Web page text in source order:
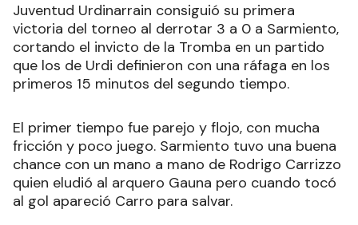
Juventud Urdinarrain consiguió su primera
victoria del torneo al derrotar 3 a 0 a Sarmiento,
cortando el invicto de la Tromba en un partido
que los de Urdi definieron con una ráfaga en los
primeros 15 minutos del segundo tiempo.
El primer tiempo fue parejo y flojo, con mucha
fricción y poco juego. Sarmiento tuvo una buena
chance con un mano a mano de Rodrigo Carrizzo
quien eludió al arquero Gauna pero cuando tocó
al gol apareció Carro para salvar.